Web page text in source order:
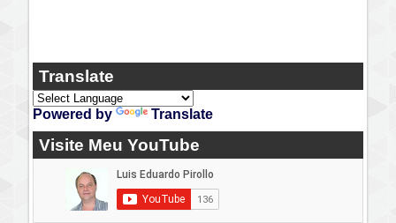
Translate
Powered by Translate
Visite Meu YouTube